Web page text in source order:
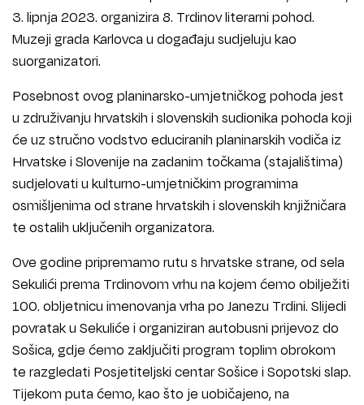
3. lipnja 2023. organizira 8. Trdinov literarni pohod.
Muzeji grada Karlovca u događaju sudjeluju kao
suorganizatori.
Posebnost ovog planinarsko-umjetničkog pohoda jest
u združivanju hrvatskih i slovenskih sudionika pohoda koji
će uz stručno vodstvo educiranih planinarskih vodiča iz
Hrvatske i Slovenije na zadanim točkama (stajalištima)
sudjelovati u kulturno-umjetničkim programima
osmišljenima od strane hrvatskih i slovenskih knjižničara
te ostalih uključenih organizatora.
Ove godine pripremamo rutu s hrvatske strane, od sela
Sekulići prema Trdinovom vrhu na kojem ćemo obilježiti
100. obljetnicu imenovanja vrha po Janezu Trdini. Slijedi
povratak u Sekuliće i organiziran autobusni prijevoz do
Sošica, gdje ćemo zaključiti program toplim obrokom
te razgledati Posjetiteljski centar Sošice i Sopotski slap.
Tijekom puta ćemo, kao što je uobičajeno, na